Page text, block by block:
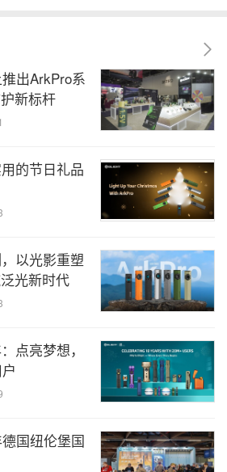
出ArkPro系
新标杆
的节日礼品
以光影重塑
光新时代
点亮梦想，
国纽伦堡国